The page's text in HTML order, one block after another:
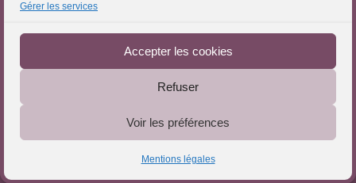
Gérer les services
Accepter les cookies
Refuser
Voir les préférences
Mentions légales
Le Portail de l'Analyse des Pratiques © 2025 - Tous droits
Téléchargez le Guide